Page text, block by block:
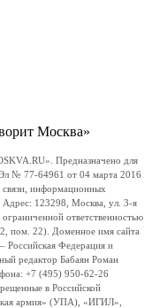
Москва»
Предназначено для
№ 77-64961 от 04 марта 2016
информационных
Адрес: 123298, Москва, ул. 3-я
ответственностью
пом. 22). Доменное имя сайта
Российская Федерация и
редактор Бабаян Роман
+7 (495) 950-62-26
в Российской
армия» (УПА), «ИГИЛ»,